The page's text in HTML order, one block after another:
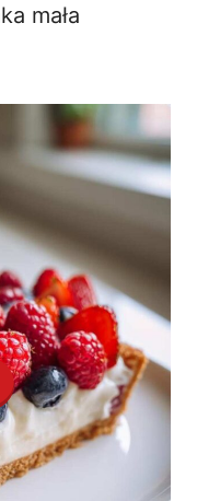
mała